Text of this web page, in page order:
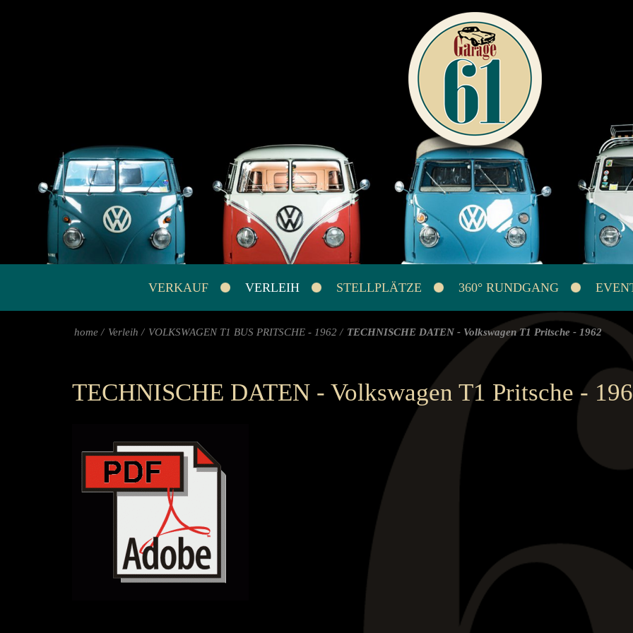
VERKAUF VERLEIH STELLPLÄTZE 360° RUNDGANG
home Verleih VOLKSWAGEN T1 BUS PRITSCHE - 1962 TECHNISCHE DATEN - Volkswagen T1 Pritsche - 1962
TECHNISCHE DATEN - Volkswagen T1 Pritsche -